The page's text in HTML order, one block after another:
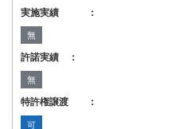
実施実績 ：
無
許諾実績 ：
無
特許権譲渡 ：
可